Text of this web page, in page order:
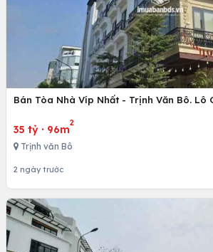
Bán Tòa Nhà Víp Nhất - Trịnh Văn Bô. Lô
35 tỷ · 96m
2
Trịnh văn Bô
2 ngày trước